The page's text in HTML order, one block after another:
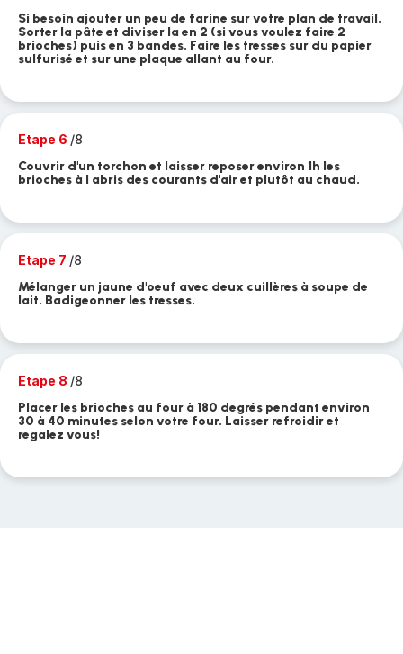
Si besoin ajouter un peu de farine sur votre plan de travail.
Sorter la pâte et diviser la en 2 (si vous voulez faire 2
brioches) puis en 3 bandes. Faire les tresses sur du papier
sulfurisé et sur une plaque allant au four.
Etape 6 /8
Couvrir d'un torchon et laisser reposer environ 1h les
brioches à l abris des courants d'air et plutôt au chaud.
Etape 7 /8
Mélanger un jaune d'oeuf avec deux cuillères à soupe de
lait. Badigeonner les tresses.
Etape 8 /8
Placer les brioches au four à 180 degrés pendant environ
30 à 40 minutes selon votre four. Laisser refroidir et
regalez vous!